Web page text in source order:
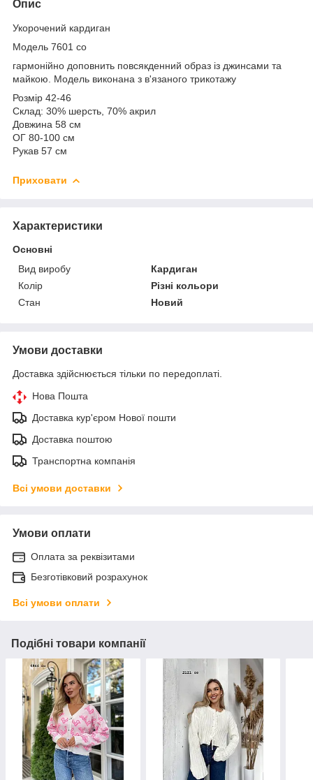
Опис
Укорочений кардиган
Модель 7601 со
гармонійно доповнить повсякденний образ із джинсами та
майкою. Модель виконана з в'язаного трикотажу
Розмір 42-46
Склад: 30% шерсть, 70% акрил
Довжина 58 см
ОГ 80-100 см
Рукав 57 см
Приховати
Характеристики
Основні
Вид виробу
Кардиган
Колір
Різні кольори
Стан
Новий
Умови доставки
Доставка здійснюється тільки по передоплаті.
Нова Пошта
Доставка кур'єром Нової пошти
Доставка поштою
Транспортна компанія
Всі умови доставки
Умови оплати
Оплата за реквізитами
Безготівковий розрахунок
Всі умови оплати
Подібні товари компанії